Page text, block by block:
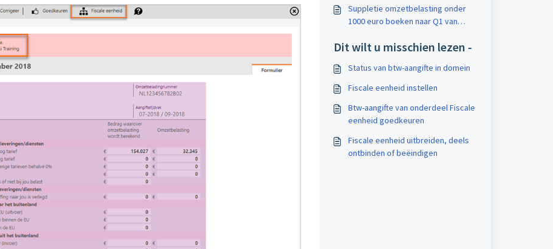
Suppletie omzetbelasting onder
1000 euro boeken naar Q1 van
Dit wilt u misschien lezen -
Status van btw-aangifte in domein
Fiscale eenheid instellen
Btw-aangifte van onderdeel Fiscale
eenheid goedkeuren
Fiscale eenheid uitbreiden, deels
ontbinden of beëindigen